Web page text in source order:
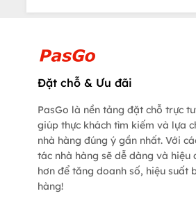
Đặt chỗ & Ưu đãi
PasGo là nền tảng đặt chỗ trực
giúp thực khách tìm kiếm và lựa
nhà hàng đúng ý gần nhất. Với
tác nhà hàng sẽ dễ dàng và hiệu
hơn để tăng doanh số, hiệu suất
hàng!